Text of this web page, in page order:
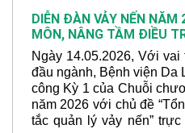
trên cả nước.
DIỄN ĐÀN VẢY NẾN NĂM
MÔN, NÂNG TẦM ĐIỀU
Ngày 14.05.2026, Với
đầu ngành, Bệnh viện Da
công Kỳ 1 của Chuỗi
năm 2026 với chủ đề
tắc quản lý vảy nến” trực